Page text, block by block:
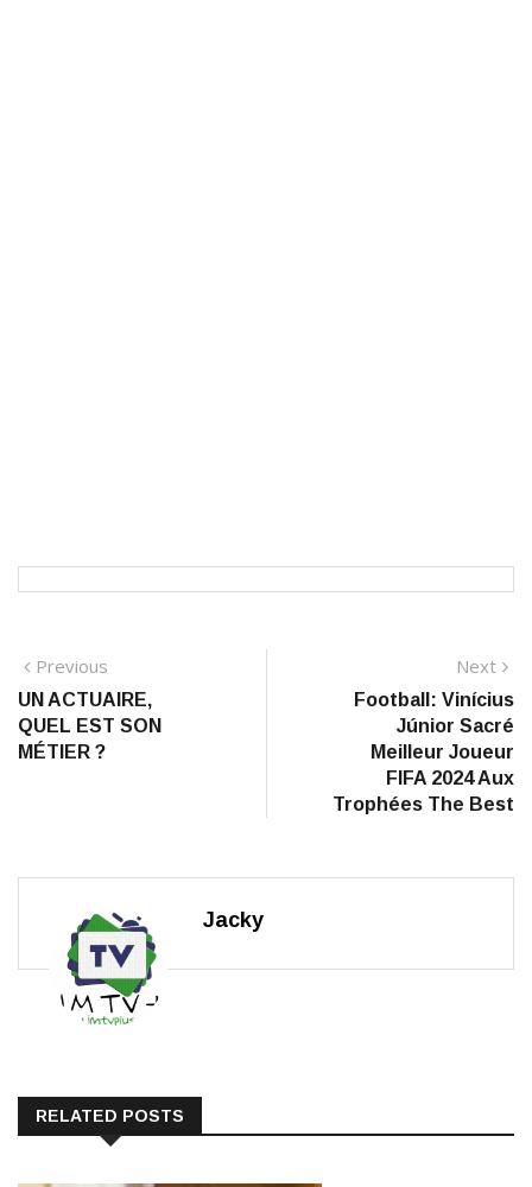
Navigation
de
l’article
Previous
post:
UN ACTUAIRE,
QUEL EST SON
MÉTIER ?
Next
Football: Vinícius
Júnior Sacré
Meilleur Joueur
FIFA 2024 Aux
Trophées The Best
Jacky
RELATED POSTS